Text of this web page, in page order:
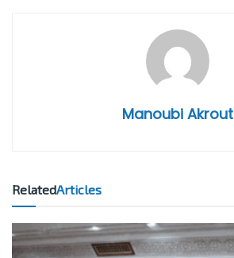
Manoubi Akrout
RelatedArticles